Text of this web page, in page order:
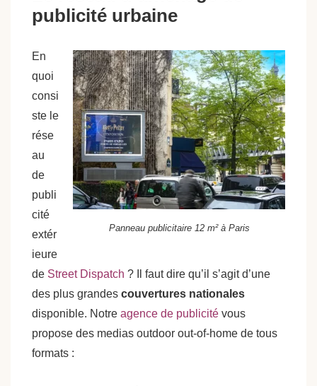
publicité urbaine
Panneau publicitaire 12 m² à Paris
En
quoi
consi
ste le
rése
au
de
publi
cité
extér
ieure
de Street Dispatch ? Il faut dire qu’il s’agit d’une
des plus grandes couvertures nationales
disponible. Notre agence de publicité vous
propose des medias outdoor out-of-home de tous
formats :